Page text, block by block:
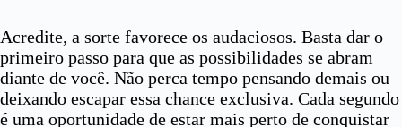
Acredite, a sorte favorece os audaciosos. Basta dar o
primeiro passo para que as possibilidades se abram
diante de você. Não perca tempo pensando demais ou
deixando escapar essa chance exclusiva. Cada segundo
é uma oportunidade de estar mais perto de conquistar